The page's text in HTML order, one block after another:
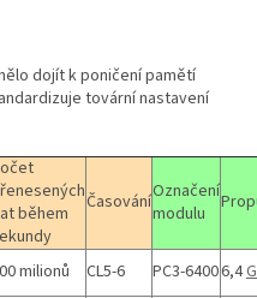
dojít k poničení pamětí
tovární nastavení
během
ČasováníOznačení
modulu
milionů CL5-6 PC3-64006,4